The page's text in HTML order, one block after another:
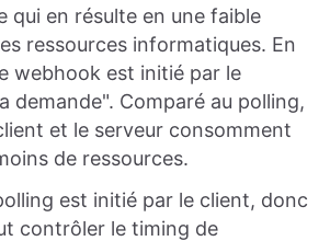
qui en résulte en une faible
ressources informatiques. En
webhook est initié par le
demande". Comparé au polling,
et le serveur consomment
de ressources.
est initié par le client, donc
contrôler le timing de